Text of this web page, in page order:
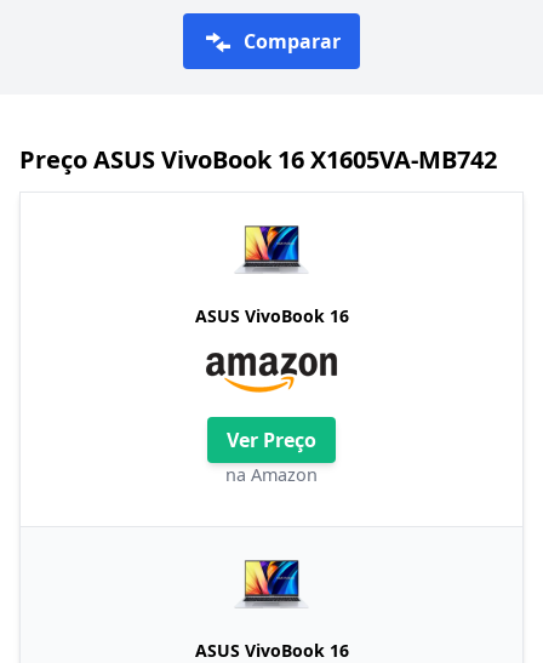
Comparar
Preço ASUS VivoBook 16 X1605VA-MB742
ASUS VivoBook 16
Ver Preço
na Amazon
ASUS VivoBook 16